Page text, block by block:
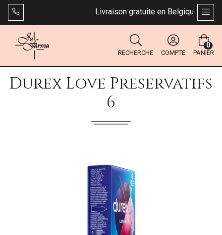
Livraison gratuite en Belgique dès
RECHERCHE COMPTE PANIER
0
Durex Love Preservatifs
6